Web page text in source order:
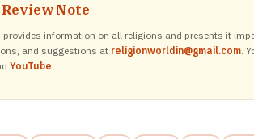
Note
provides information on all religions and presents it
and suggestions at religionworldin@gmail.com.
YouTube.